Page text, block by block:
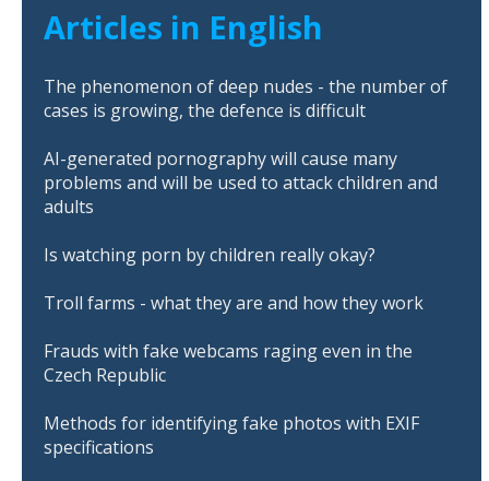
Articles in English
The phenomenon of deep nudes - the number of
cases is growing, the defence is difficult
AI-generated pornography will cause many
problems and will be used to attack children and
adults
Is watching porn by children really okay?
Troll farms - what they are and how they work
Frauds with fake webcams raging even in the
Czech Republic
Methods for identifying fake photos with EXIF
specifications